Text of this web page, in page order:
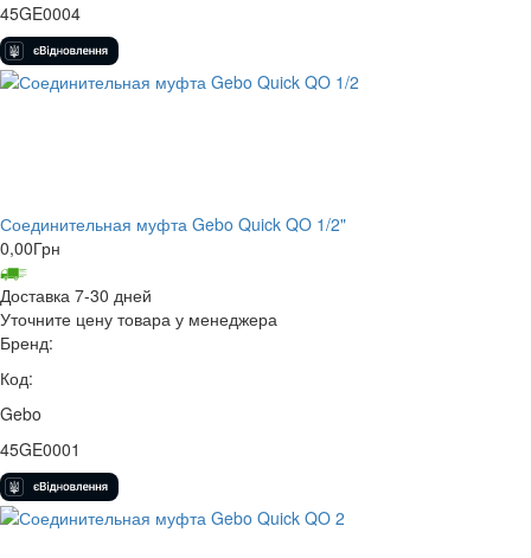
45GE0004
Соединительная муфта Gebo Quick QO 1/2"
0,00Грн
Доставка 7-30 дней
Уточните цену товара у менеджера
Бренд:
Код:
Gebo
45GE0001